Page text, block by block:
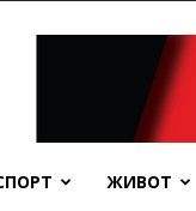
ЖИВОТ